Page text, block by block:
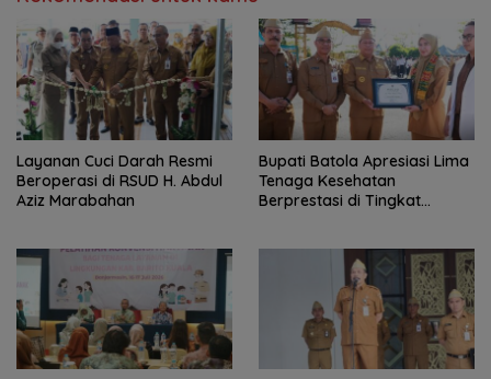
Layanan Cuci Darah Resmi
Beroperasi di RSUD H. Abdul
Aziz Marabahan
Bupati Batola Apresiasi Lima
Tenaga Kesehatan
Berprestasi di Tingkat